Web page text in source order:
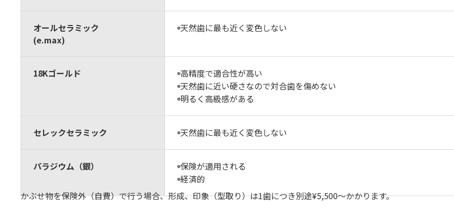
オールセラミック
(e.max)
天然歯に最も近く変色しない
18Kゴールド
高精度で適合性が高い
天然歯に近い硬さなので対合歯を傷めない
明るく高級感がある
セレックセラミック 天然歯に最も近く変色しない
パラジウム（銀）
保険が適用される
経済的
かぶせ物を保険外（自費）で行う場合、形成、印象（型取り）は1歯につき別途¥5,500〜かかります。